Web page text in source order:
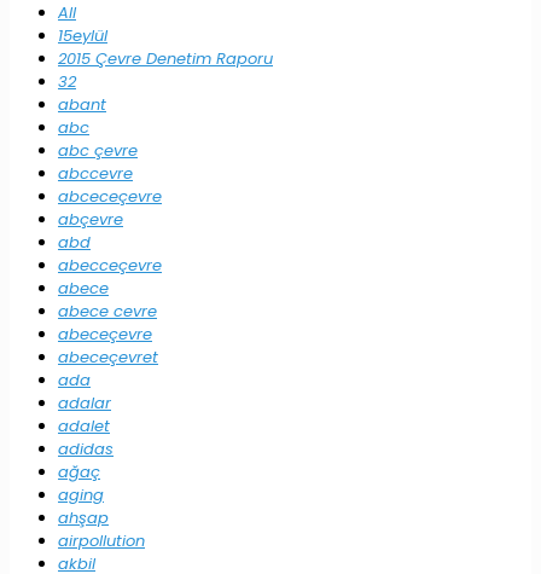
All
15eylül
2015 Çevre Denetim Raporu
32
abant
abc
abc çevre
abccevre
abceceçevre
abçevre
abd
abecceçevre
abece
abece cevre
abeceçevre
abeceçevret
ada
adalar
adalet
adidas
ağaç
aging
ahşap
airpollution
akbil